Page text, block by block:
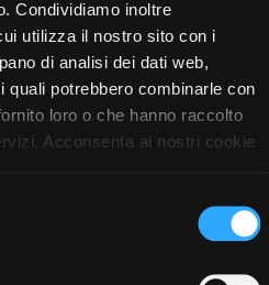
Condividiamo inoltre
utilizza il nostro sito con i
di analisi dei dati web,
quali potrebbero combinarle con
loro o che hanno raccolto
Acconsenta ai nostri cookie
UP